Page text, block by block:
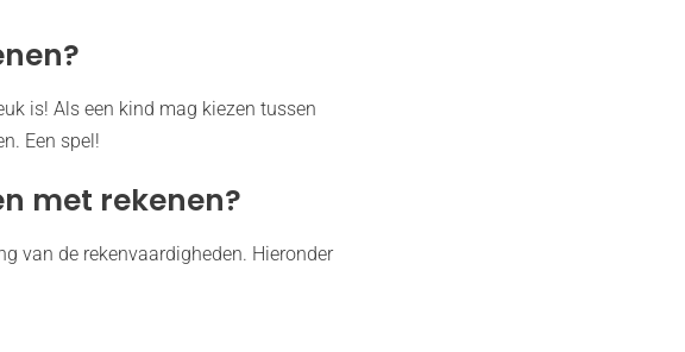
is! Als een kind mag kiezen tussen
Een spel!
met rekenen?
van de rekenvaardigheden. Hieronder